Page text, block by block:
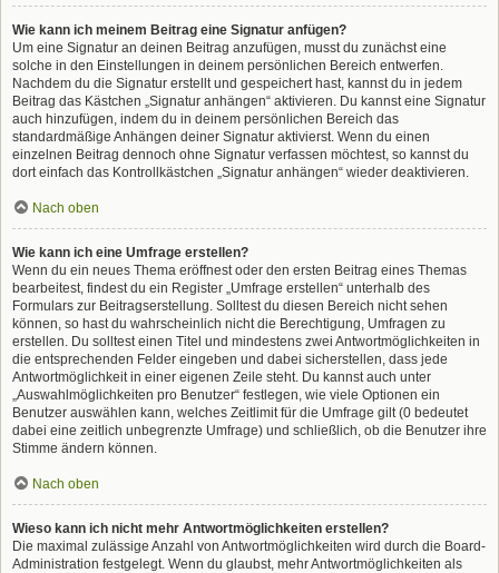
Wie kann ich meinem Beitrag eine Signatur anfügen?
Um eine Signatur an deinen Beitrag anzufügen, musst du zunächst eine
solche in den Einstellungen in deinem persönlichen Bereich entwerfen.
Nachdem du die Signatur erstellt und gespeichert hast, kannst du in jedem
Beitrag das Kästchen „Signatur anhängen“ aktivieren. Du kannst eine Signatur
auch hinzufügen, indem du in deinem persönlichen Bereich das
standardmäßige Anhängen deiner Signatur aktivierst. Wenn du einen
einzelnen Beitrag dennoch ohne Signatur verfassen möchtest, so kannst du
dort einfach das Kontrollkästchen „Signatur anhängen“ wieder deaktivieren.
Nach oben
Wie kann ich eine Umfrage erstellen?
Wenn du ein neues Thema eröffnest oder den ersten Beitrag eines Themas
bearbeitest, findest du ein Register „Umfrage erstellen“ unterhalb des
Formulars zur Beitragserstellung. Solltest du diesen Bereich nicht sehen
können, so hast du wahrscheinlich nicht die Berechtigung, Umfragen zu
erstellen. Du solltest einen Titel und mindestens zwei Antwortmöglichkeiten in
die entsprechenden Felder eingeben und dabei sicherstellen, dass jede
Antwortmöglichkeit in einer eigenen Zeile steht. Du kannst auch unter
„Auswahlmöglichkeiten pro Benutzer“ festlegen, wie viele Optionen ein
Benutzer auswählen kann, welches Zeitlimit für die Umfrage gilt (0 bedeutet
dabei eine zeitlich unbegrenzte Umfrage) und schließlich, ob die Benutzer ihre
Stimme ändern können.
Nach oben
Wieso kann ich nicht mehr Antwortmöglichkeiten erstellen?
Die maximal zulässige Anzahl von Antwortmöglichkeiten wird durch die Board-
Administration festgelegt. Wenn du glaubst, mehr Antwortmöglichkeiten als